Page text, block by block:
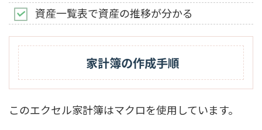
資産一覧表で資産の推移が分かる
家計簿の作成手順
このエクセル家計簿はマクロを使用しています。